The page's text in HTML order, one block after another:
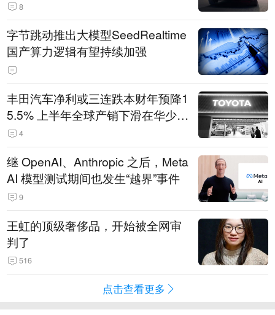
8
字节跳动推出大模型SeedRealtime
国产算力逻辑有望持续加强
丰田汽车净利或三连跌本财年预降1
5.5% 上半年全球产销下滑在华少卖
14.3万辆
4
继 OpenAI、Anthropic 之后，Meta
AI 模型测试期间也发生“越界”事件
9
王虹的顶级奢侈品，开始被全网审
判了
516
点击查看更多